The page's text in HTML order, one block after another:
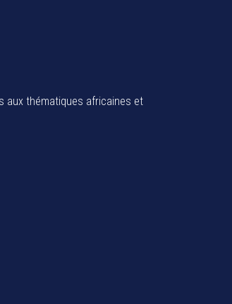
aux thématiques africaines et